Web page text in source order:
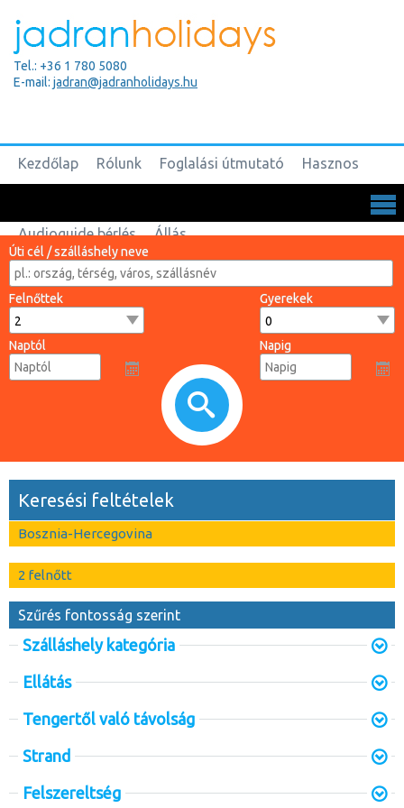
Tel.: +36 1 780 5080
E-mail: jadran@jadranholidays.hu
Kezdőlap Rólunk Foglalási útmutató Hasznos
Audioguide bérlés Állás
Úti cél / szálláshely neve
Felnőttek Gyerekek
Naptól Napig
Keresési feltételek
Bosznia-Hercegovina
2 felnőtt
Szűrés fontosság szerint
Szálláshely kategória
Ellátás
Tengertől való távolság
Strand
Felszereltség